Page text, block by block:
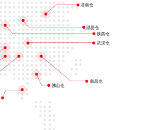
济南仓
温县仓
陕西仓
武汉仓
佛山仓
南昌仓